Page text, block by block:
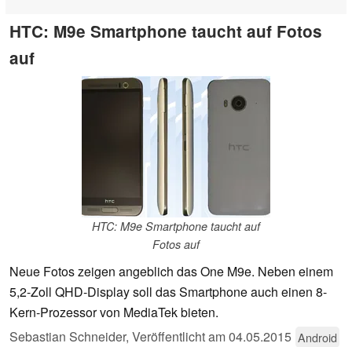
HTC: M9e Smartphone taucht auf Fotos
auf
HTC: M9e Smartphone taucht auf
Fotos auf
Neue Fotos zeigen angeblich das One M9e. Neben einem
5,2-Zoll QHD-Display soll das Smartphone auch einen 8-
Kern-Prozessor von MediaTek bieten.
Sebastian Schneider, Veröffentlicht am04.05.2015 Android